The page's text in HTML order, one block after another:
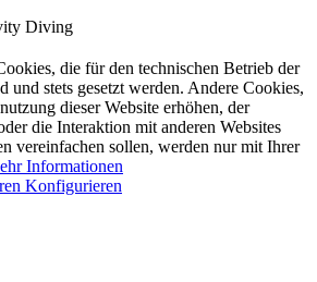
Diving
die für den technischen Betrieb der
und stets gesetzt werden. Andere Cookies,
dieser Website erhöhen, der
die Interaktion mit anderen Websites
vereinfachen sollen, werden nur mit Ihrer
Informationen
Konfigurieren